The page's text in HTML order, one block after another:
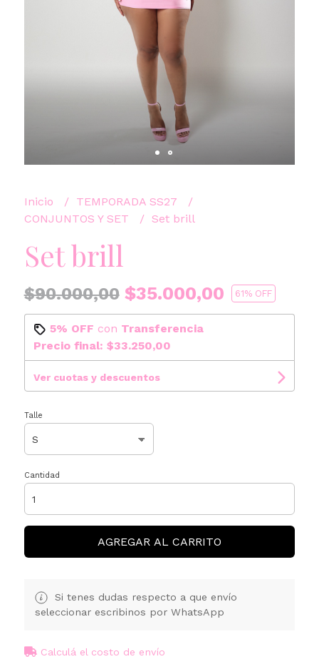
Inicio
TEMPORADA SS27
CONJUNTOS Y SET
Set brill
Set brill
$90.000,00$35.000,00 61% OFF
5% OFF con Transferencia
Precio final: $33.250,00
Ver cuotas y descuentos
Talle
Cantidad
AGREGAR AL CARRITO
Si tenes dudas respecto a que envío
seleccionar escribinos por WhatsApp
Calculá el costo de envío